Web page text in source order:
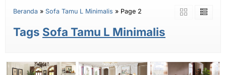
Beranda » Sofa Tamu L Minimalis » Page 2
Tags Sofa Tamu L Minimalis